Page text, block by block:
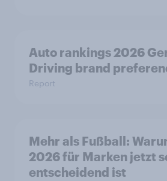
Auto rankings 2026
Driving brand
Report
Mehr als Fußball:
2026 für Marken jetzt
entscheidend ist